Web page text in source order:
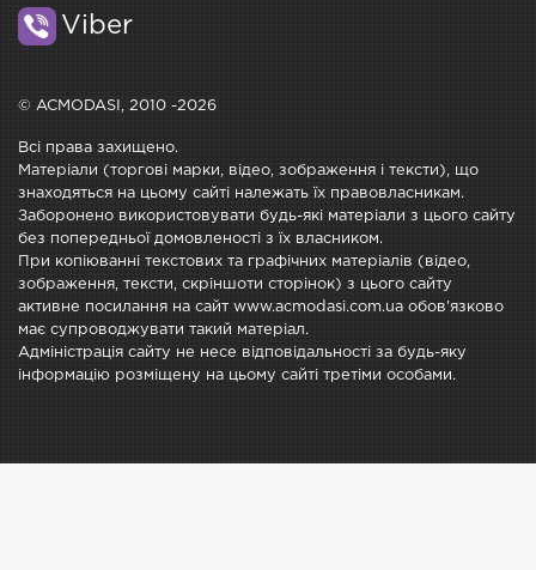
Viber
© ACMODASI, 2010 -2026
Всі права захищено.
Матеріали (торгові марки, відео, зображення і тексти), що
знаходяться на цьому сайті належать їх правовласникам.
Заборонено використовувати будь-які матеріали з цього сайту
без попередньої домовленості з їх власником.
При копіюванні текстових та графічних матеріалів (відео,
зображення, тексти, скріншоти сторінок) з цього сайту
активне посилання на сайт www.acmodasi.com.ua обов'язково
має супроводжувати такий матеріал.
Адміністрація сайту не несе відповідальності за будь-яку
інформацію розміщену на цьому сайті третіми особами.